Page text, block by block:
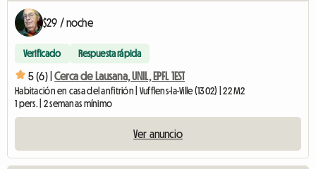
$29 / noche
Verificado Respuesta rápida
5 (6) | Cerca de Lausana, UNIL, EPFL 1EST
Habitación en casa del anfitrión | Vufflens-la-Ville (1302) | 22 M2
1 pers. | 2 semanas mínimo
Ver anuncio